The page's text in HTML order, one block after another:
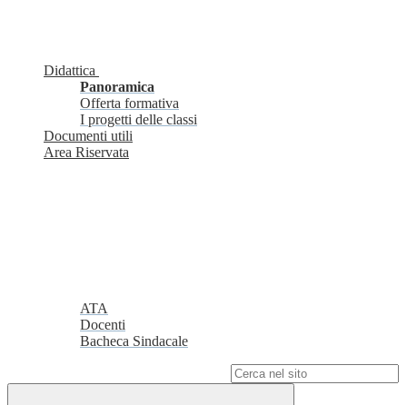
Didattica
Panoramica
Offerta formativa
I progetti delle classi
Documenti utili
Area Riservata
ATA
Docenti
Bacheca Sindacale